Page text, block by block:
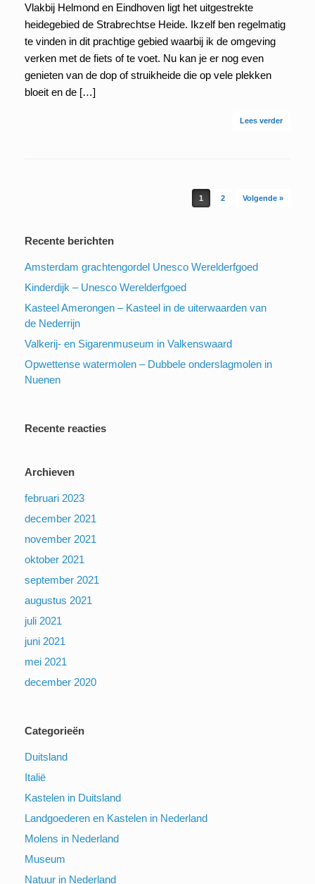
Vlakbij Helmond en Eindhoven ligt het uitgestrekte
heidegebied de Strabrechtse Heide. Ikzelf ben regelmatig
te vinden in dit prachtige gebied waarbij ik de omgeving
verken met de fiets of te voet. Nu kan je er nog even
genieten van de dop of struikheide die op vele plekken
bloeit en de […]
Lees verder
1 2 Volgende »
Recente berichten
Amsterdam grachtengordel Unesco Werelderfgoed
Kinderdijk – Unesco Werelderfgoed
Kasteel Amerongen – Kasteel in de uiterwaarden van
de Nederrijn
Valkerij- en Sigarenmuseum in Valkenswaard
Opwettense watermolen – Dubbele onderslagmolen in
Nuenen
Recente reacties
Archieven
februari 2023
december 2021
november 2021
oktober 2021
september 2021
augustus 2021
juli 2021
juni 2021
mei 2021
december 2020
Categorieën
Duitsland
Italië
Kastelen in Duitsland
Landgoederen en Kastelen in Nederland
Molens in Nederland
Museum
Natuur in Nederland